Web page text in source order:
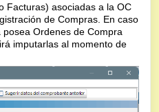
Facturas) asociadas a la OC
de Compras. En caso
Ordenes de Compra
imputarlas al momento de